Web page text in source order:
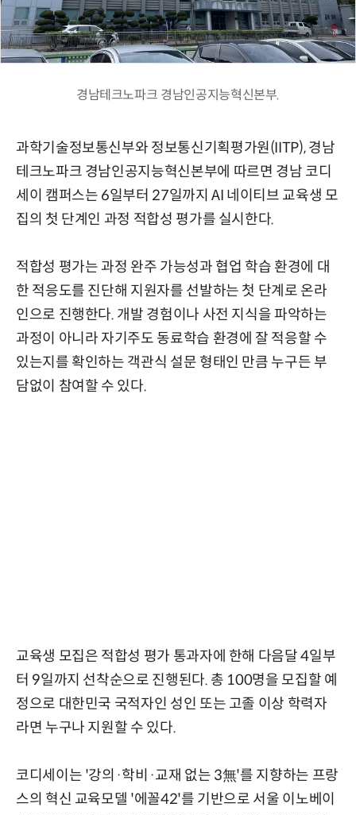
경남테크노파크 경남인공지능혁신본부.
과학기술정보통신부와 정보통신기획평가원(IITP), 경남
테크노파크 경남인공지능혁신본부에 따르면 경남 코디
세이 캠퍼스는 6일부터 27일까지 AI 네이티브 교육생 모
집의 첫 단계인 과정 적합성 평가를 실시한다.
적합성 평가는 과정 완주 가능성과 협업 학습 환경에 대
한 적응도를 진단해 지원자를 선발하는 첫 단계로 온라
인으로 진행한다. 개발 경험이나 사전 지식을 파악하는
과정이 아니라 자기주도 동료학습 환경에 잘 적응할 수
있는지를 확인하는 객관식 설문 형태인 만큼 누구든 부
담없이 참여할 수 있다.
교육생 모집은 적합성 평가 통과자에 한해 다음달 4일부
터 9일까지 선착순으로 진행된다. 총 100명을 모집할 예
정으로 대한민국 국적자인 성인 또는 고졸 이상 학력자
라면 누구나 지원할 수 있다.
코디세이는 '강의·학비·교재 없는 3無'를 지향하는 프랑
스의 혁신 교육모델 '에꼴42'를 기반으로 서울 이노베이